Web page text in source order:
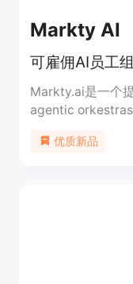
Markty AI
Markty.ai是一个
agentic
节省人力成本。
优质新品